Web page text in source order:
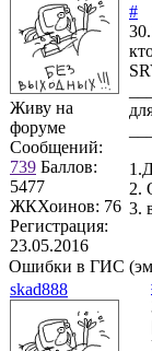
Живу на
форуме
Сообщений:
739 Баллов:
5477
ЖКХоинов: 76
Регистрация:
23.05.2016
#
2.
3.
Ошибки в ГИС
skad888